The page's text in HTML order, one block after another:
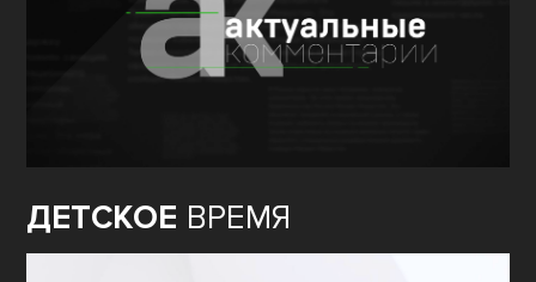
ДЕТСКОЕ ВРЕМЯ